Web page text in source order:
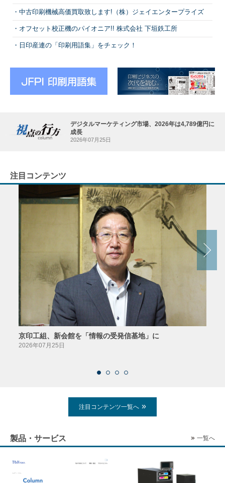
中古印刷機械高価買取致します!（株）ジェイエンタープライズ
オフセット校正機のパイオニア!! 株式会社 下垣鉄工所
日印産連の「印刷用語集」をチェック！
デジタルマーケティング市場、2026年は4,789億円に
成長
2026年07月25日
注目コンテンツ
京印工組、新会館を「情報の受発信基地」に
2026年07月25日
注目コンテンツ一覧へ
製品・サービス 一覧へ